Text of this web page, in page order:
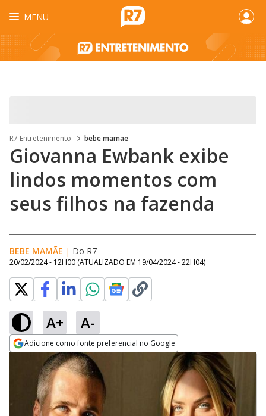
MENU
R7 Entretenimento bebe mamae
Giovanna Ewbank exibe
lindos momentos com
seus filhos na fazenda
BEBE MAMÃE | Do R7
20/02/2024 - 12H00 (ATUALIZADO EM 19/04/2024 - 22H04)
A+ A-
Adicione como fonte preferencial no Google
Opens in new window